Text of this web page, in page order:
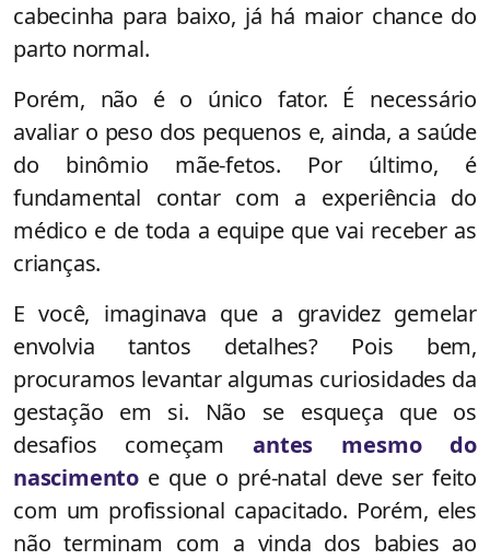
cabecinha para baixo, já há maior chance do
parto normal.
Porém, não é o único fator. É necessário
avaliar o peso dos pequenos e, ainda, a saúde
do binômio mãe-fetos. Por último, é
fundamental contar com a experiência do
médico e de toda a equipe que vai receber as
crianças.
E você, imaginava que a gravidez gemelar
envolvia tantos detalhes? Pois bem,
procuramos levantar algumas curiosidades da
gestação em si. Não se esqueça que os
desafios começamantes mesmo do
nascimento e que o pré-natal deve ser feito
com um profissional capacitado. Porém, eles
não terminam com a vinda dos babies ao